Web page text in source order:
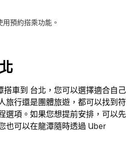
預約搭乘功能。
搭車到 台北，您可以選擇適合自己
旅行還是團體旅遊，都可以找到符
選項。如果您想提前安排，可以先
也可以在龍潭隨時透過 Uber